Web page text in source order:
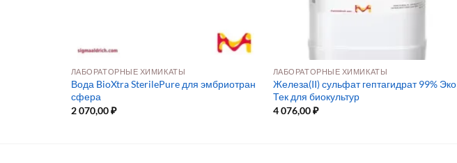
ЛАБОРАТОРНЫЕ ХИМИКАТЫ
Вода BioXtra SterilePure для эмбриотран
сфера
2 070,00₽
ЛАБОРАТОРНЫЕ ХИМИКАТЫ
Железа(II) сульфат гептагидрат 99% Эко
Тек для биокультур
4 076,00₽